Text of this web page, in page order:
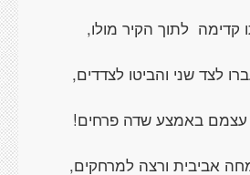
קדימה לתוך הקיר מולו,
לצד שני והביטו לצדדים,
באמצע שדה פרחים!
אביבית ורצה למרחקים,